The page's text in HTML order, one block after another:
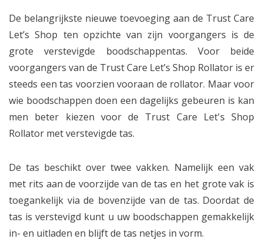
De belangrijkste nieuwe toevoeging aan de Trust Care
Let’s Shop ten opzichte van zijn voorgangers is de
grote verstevigde boodschappentas. Voor beide
voorgangers van de Trust Care Let’s Shop Rollator is er
steeds een tas voorzien vooraan de rollator. Maar voor
wie boodschappen doen een dagelijks gebeuren is kan
men beter kiezen voor de Trust Care Let's Shop
Rollator met verstevigde tas.
De tas beschikt over twee vakken. Namelijk een vak
met rits aan de voorzijde van de tas en het grote vak is
toegankelijk via de bovenzijde van de tas. Doordat de
tas is verstevigd kunt u uw boodschappen gemakkelijk
in- en uitladen en blijft de tas netjes in vorm.